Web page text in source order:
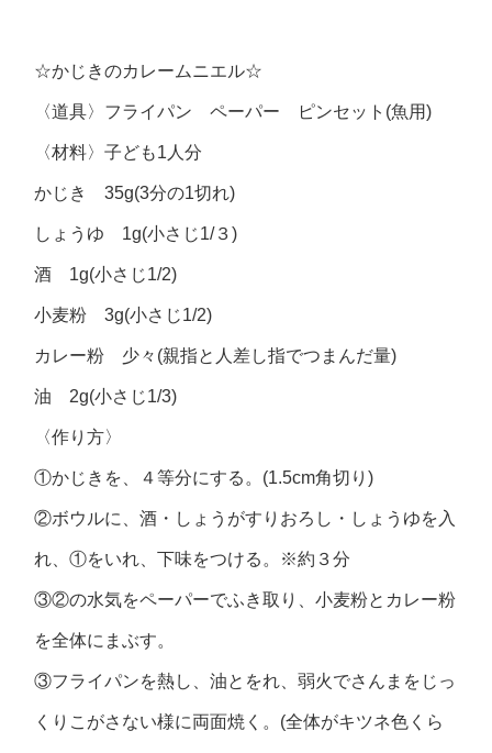
☆かじきのカレームニエル☆
〈道具〉フライパン ペーパー ピンセット(魚用)
〈材料〉子ども1人分
かじき 35g(3分の1切れ)
しょうゆ 1g(小さじ1/３)
酒 1g(小さじ1/2)
小麦粉 3g(小さじ1/2)
カレー粉 少々(親指と人差し指でつまんだ量)
油 2g(小さじ1/3)
〈作り方〉
①かじきを、４等分にする。(1.5cm角切り)
②ボウルに、酒・しょうがすりおろし・しょうゆを入
れ、①をいれ、下味をつける。※約３分
③②の水気をペーパーでふき取り、小麦粉とカレー粉
を全体にまぶす。
③フライパンを熱し、油とをれ、弱火でさんまをじっ
くりこがさない様に両面焼く。(全体がキツネ色くら